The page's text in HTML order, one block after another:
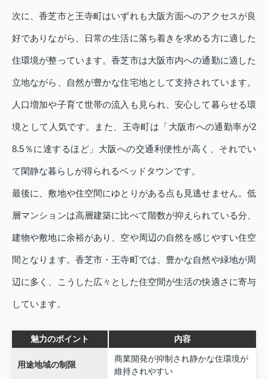
次に、香芝市と王寺町はいずれも大阪方面へのアクセスが良
好でありながら、日常の生活に落ち着きを求める方に適した
住環境が整っています。香芝市は大阪市内への通勤に適した
立地ながら、自然が豊かな住宅地として支持されています。
人口増加や子育て世帯の流入も見られ、安心して暮らせる環
境として人気です。また、王寺町は「大阪市への通勤率が2
8.5％に達するほど」大阪への交通利便性が高く、それでい
て閑静な暮らしが得られるベッドタウンです。
最後に、敷地や住空間にゆとりがある点も見逃せません。低
層マンションは高層建築に比べて階数が抑えられている分、
建物や敷地に余裕があり、空や周辺の自然を感じやすい住空
間となります。香芝市・王寺町では、豊かな自然や緑地が周
辺に多く、こうした広々とした住空間が生活の快適さに寄与
しています。
魅力のポイント 内容
用途地域の制限
商業開発が抑制され静かな住環境が
維持されやすい